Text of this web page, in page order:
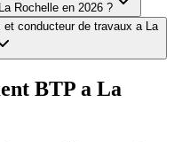
Rochelle en 2026 ?
conducteur de travaux a La
BTP a La